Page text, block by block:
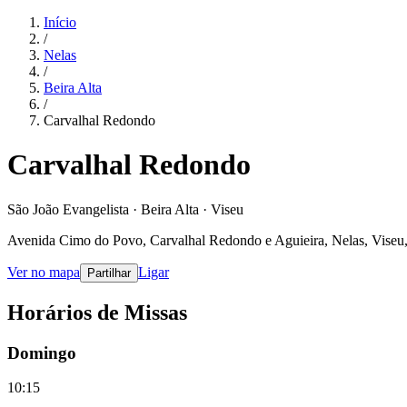
Início
/
Nelas
/
Beira Alta
/
Carvalhal Redondo
Carvalhal Redondo
São João Evangelista · Beira Alta · Viseu
Avenida Cimo do Povo, Carvalhal Redondo e Aguieira, Nelas,
Ver no mapa Partilhar Ligar
Horários de Missas
Domingo
10:15